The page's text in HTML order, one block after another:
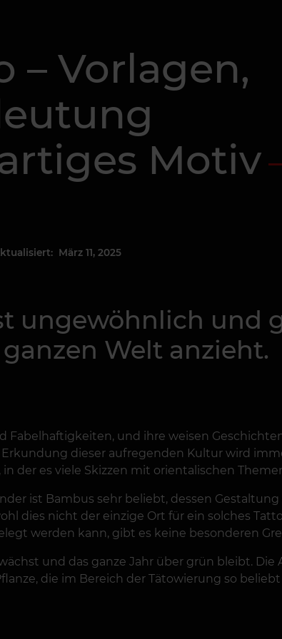
– Vorlagen,
Motiv
März 11, 2025
ungewöhnlich und
Welt anzieht.
und ihre weisen
dieser aufregenden Kultur wird
der es viele Skizzen mit orientalischen
ist Bambus sehr beliebt, dessen
dies nicht der einzige Ort für ein solches
werden kann, gibt es keine besonderen
und das ganze Jahr über grün bleibt. Die
die im Bereich der Tätowierung so